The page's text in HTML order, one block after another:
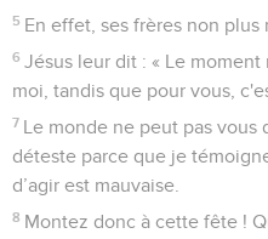
5 En effet, ses frères non plus
6 Jésus leur dit : « Le
moi, tandis que pour vous,
7 Le monde ne peut pas vous
déteste parce que je
d’agir est mauvaise.
8 Montez donc à cette fête !